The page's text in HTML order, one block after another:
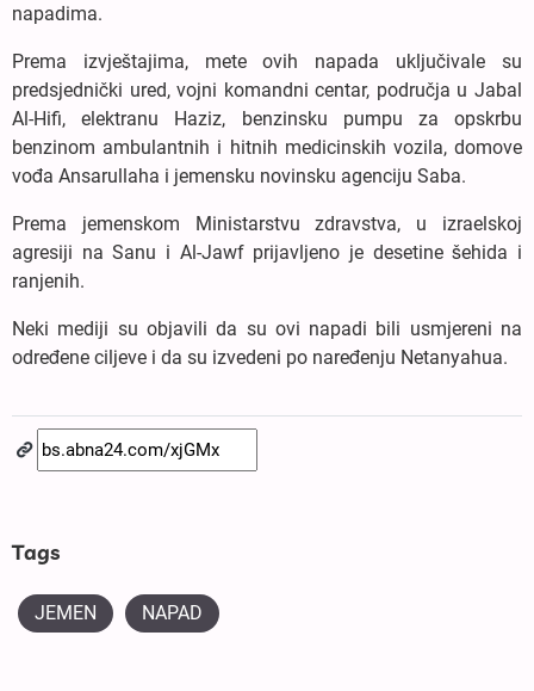
napadima.
Prema izvještajima, mete ovih napada uključivale su
predsjednički ured, vojni komandni centar, područja u Jabal
Al-Hifi, elektranu Haziz, benzinsku pumpu za opskrbu
benzinom ambulantnih i hitnih medicinskih vozila, domove
vođa Ansarullaha i jemensku novinsku agenciju Saba.
Prema jemenskom Ministarstvu zdravstva, u izraelskoj
agresiji na Sanu i Al-Jawf prijavljeno je desetine šehida i
ranjenih.
Neki mediji su objavili da su ovi napadi bili usmjereni na
određene ciljeve i da su izvedeni po naređenju Netanyahua.
Tags
JEMEN NAPAD